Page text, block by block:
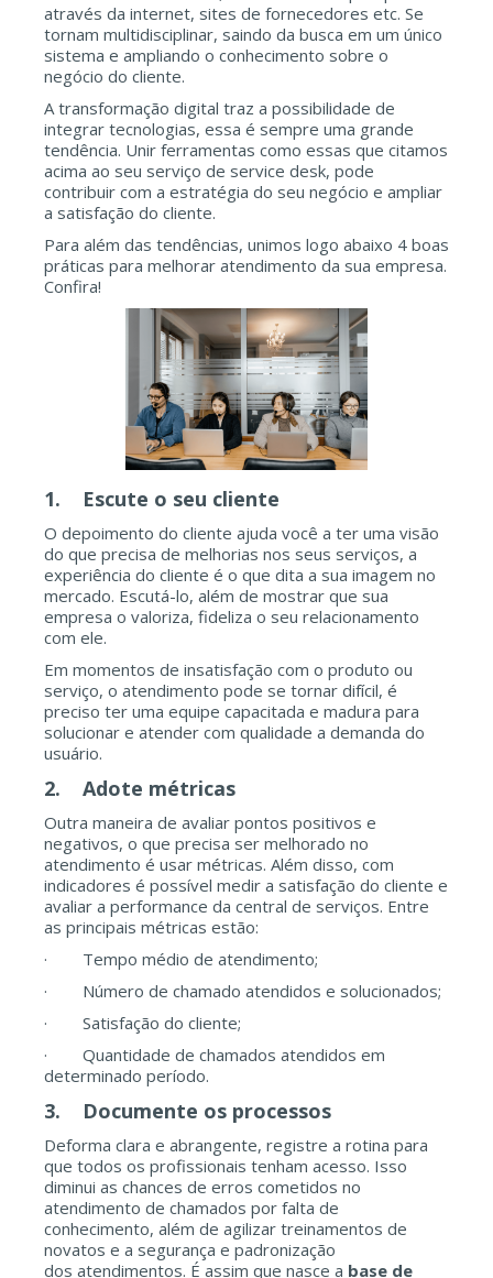
através da internet, sites de fornecedores etc. Se
tornam multidisciplinar, saindo da busca em um único
sistema e ampliando o conhecimento sobre o
negócio do cliente.
A transformação digital traz a possibilidade de
integrar tecnologias, essa é sempre uma grande
tendência. Unir ferramentas como essas que citamos
acima ao seu serviço de service desk, pode
contribuir com a estratégia do seu negócio e ampliar
a satisfação do cliente.
Para além das tendências, unimos logo abaixo 4 boas
práticas para melhorar atendimento da sua empresa.
Confira!
1. Escute o seu cliente
O depoimento do cliente ajuda você a ter uma visão
do que precisa de melhorias nos seus serviços, a
experiência do cliente é o que dita a sua imagem no
mercado. Escutá-lo, além de mostrar que sua
empresa o valoriza, fideliza o seu relacionamento
com ele.
Em momentos de insatisfação com o produto ou
serviço, o atendimento pode se tornar difícil, é
preciso ter uma equipe capacitada e madura para
solucionar e atender com qualidade a demanda do
usuário.
2. Adote métricas
Outra maneira de avaliar pontos positivos e
negativos, o que precisa ser melhorado no
atendimento é usar métricas. Além disso, com
indicadores é possível medir a satisfação do cliente e
avaliar a performance da central de serviços. Entre
as principais métricas estão:
· Tempo médio de atendimento;
· Número de chamado atendidos e solucionados;
· Satisfação do cliente;
· Quantidade de chamados atendidos em
determinado período.
3. Documente os processos
Deforma clara e abrangente, registre a rotina para
que todos os profissionais tenham acesso. Isso
diminui as chances de erros cometidos no
atendimento de chamados por falta de
conhecimento, além de agilizar treinamentos de
novatos e a segurança e padronização
dos atendimentos. É assim que nasce a base de